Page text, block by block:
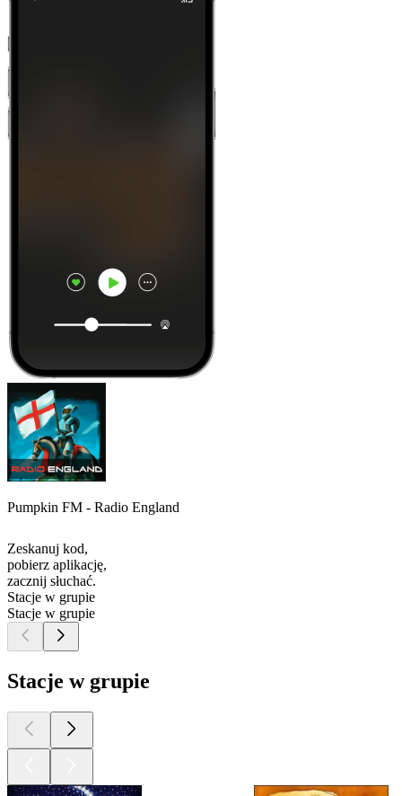
Pumpkin FM - Radio England
Zeskanuj kod,
pobierz aplikację,
zacznij słuchać.
Stacje w grupie
Stacje w grupie
Stacje w grupie